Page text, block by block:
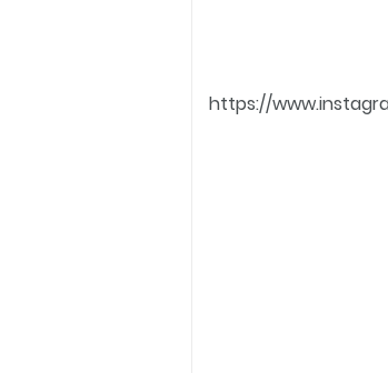
https://